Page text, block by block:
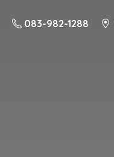
083-982-1288